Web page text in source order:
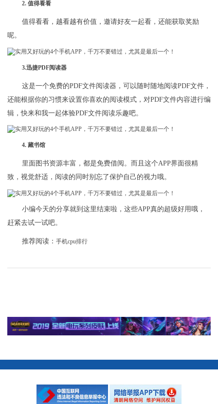
2. 值得看看
值得看看，越看越有价值，邀请好友一起看，还能获取奖励
呢。
3.迅捷PDF阅读器
这是一个免费的PDF文件阅读器，可以随时随地阅读PDF文件，
还能根据你的习惯来设置你喜欢的阅读模式，对PDF文件内容进行编
辑，快来和我一起体验PDF文件阅读乐趣吧。
4. 藏书馆
里面图书资源丰富，都是免费借阅。而且这个APP界面很精
致，视觉舒适，阅读的同时别忘了保护自己的视力哦。
小编今天的分享就到这里结束啦，这些APP真的超级好用哦，
赶紧去试一试吧。
推荐阅读： 手机cpu排行